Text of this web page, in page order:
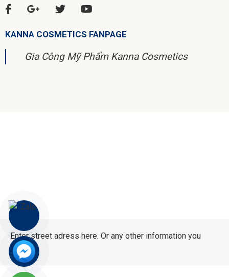
KANNA COSMETICS FANPAGE
Gia Công Mỹ Phẩm Kanna Cosmetics
Enter street adress here. Or any other information you
want.